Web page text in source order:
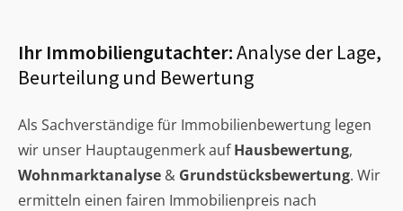
Ihr Immobiliengutachter:Analyse der Lage,
Beurteilung und Bewertung
Als Sachverständige für Immobilienbewertung legen
wir unser Hauptaugenmerk aufHausbewertung,
Wohnmarktanalyse & Grundstücksbewertung. Wir
ermitteln einen fairen Immobilienpreis nach